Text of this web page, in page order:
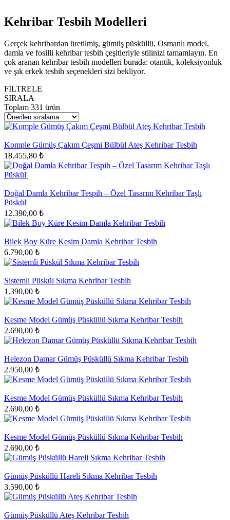
Kehribar Tesbih Modelleri
Gerçek kehribardan üretilmiş, gümüş püsküllü, Osmanlı model,
damla ve fosilli kehribar tesbih çeşitleriyle stilinizi tamamlayın. En
çok aranan kehribar tesbih modelleri burada: otantik, koleksiyonluk
ve şık erkek tesbih seçenekleri sizi bekliyor.
FİLTRELE
SIRALA
Toplam 331 ürün
Komple Gümüş Çakım Çeşmi Bülbül Ateş Kehribar Tesbih
18.455,80 ₺
Doğal Damla Kehribar Tespih – Özel Tasarım Kehribar Taşlı
Püskül'
12.390,00 ₺
Bilek Boy Küre Kesim Damla Kehribar Tesbih
6.790,00 ₺
Sistemli Püskül Sıkma Kehribar Tesbih
1.390,00 ₺
Kesme Model Gümüş Püsküllü Sıkma Kehribar Tesbih
2.690,00 ₺
Helezon Damar Gümüş Püsküllü Sıkma Kehribar Tesbih
2.950,00 ₺
Kesme Model Gümüş Püsküllü Sıkma Kehribar Tesbih
2.690,00 ₺
Kesme Model Gümüş Püsküllü Sıkma Kehribar Tesbih
2.690,00 ₺
Gümüş Püsküllü Hareli Sıkma Kehribar Tesbih
3.590,00 ₺
Gümüş Püsküllü Ateş Kehribar Tesbih